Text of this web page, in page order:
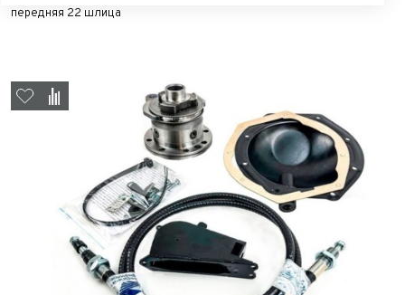
передняя 22 шлица